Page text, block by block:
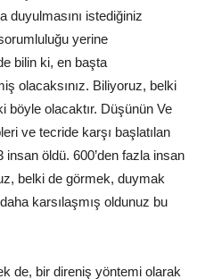
duyulmasını istediğiniz
yerine
bilin ki, en başta
olacaksınız. Biliyoruz, belki
böyle olacaktır. Düşünün Ve
ve tecride karşı başlatılan
öldü. 600’den fazla insan
belki de görmek, duymak
karsılaşmış oldunuz bu
de, bir direniş yöntemi olarak